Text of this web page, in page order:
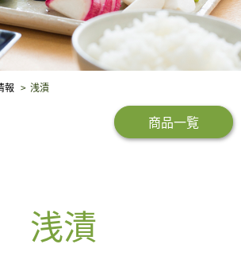
報 浅漬
商品一覧
浅漬